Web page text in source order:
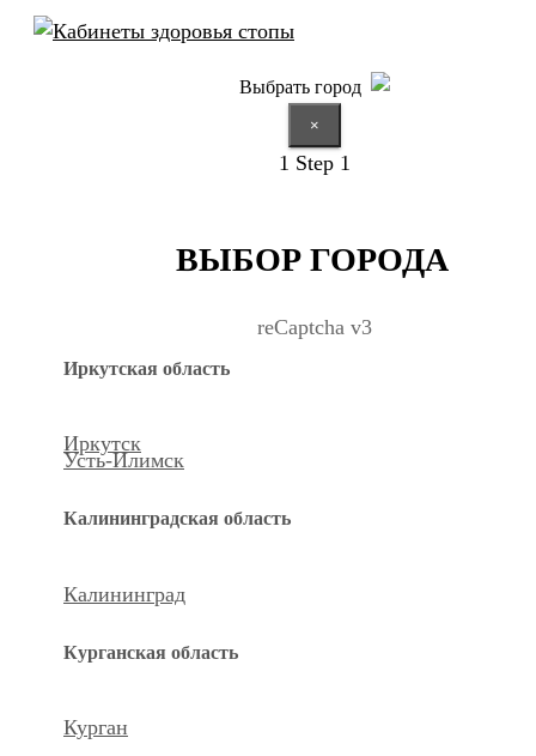
Выбрать город
×
1 Step 1
ВЫБОР ГОРОДА
reCaptcha v3
Иркутская область
Иркутск
Усть-Илимск
Калининградская область
Калининград
Курганская область
Курган